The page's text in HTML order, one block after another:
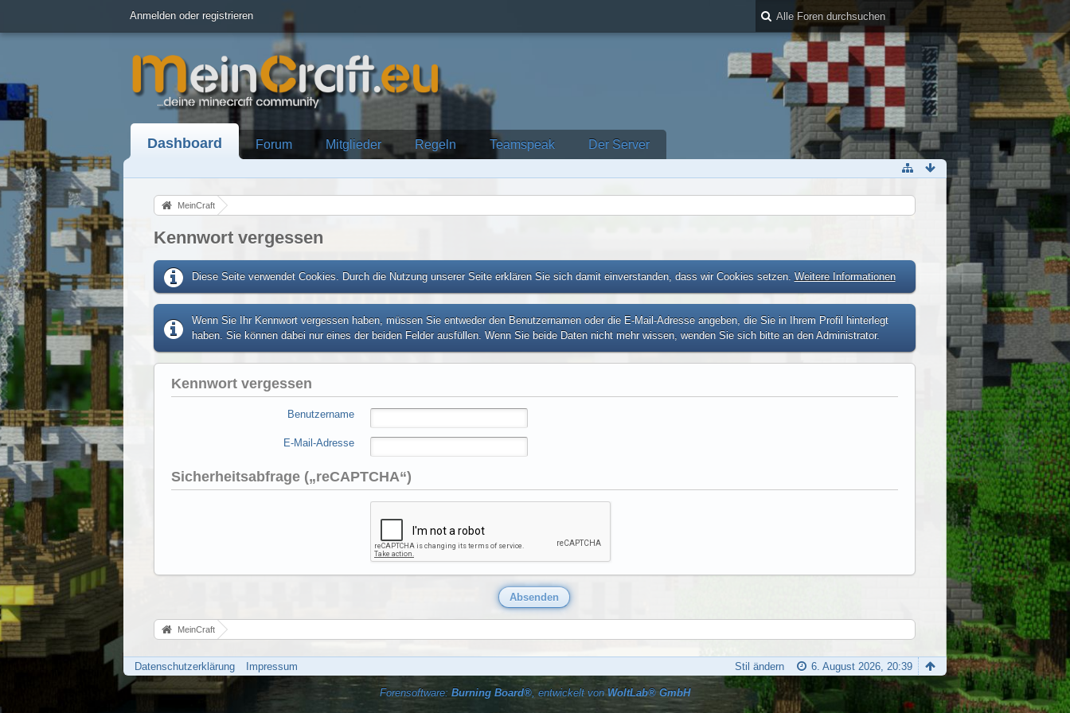
Anmelden oder registrieren
Dashboard Forum Mitglieder Regeln Teamspeak Der Server
MeinCraft
Kennwort vergessen
Diese Seite verwendet Cookies. Durch die Nutzung unserer Seite erklären Sie sich damit einverstanden, dass wir Cookies setzen. Weitere Informationen
Wenn Sie Ihr Kennwort vergessen haben, müssen Sie entweder den Benutzernamen oder die E-Mail-Adresse angeben, die Sie in Ihrem Profil hinterlegt
haben. Sie können dabei nur eines der beiden Felder ausfüllen. Wenn Sie beide Daten nicht mehr wissen, wenden Sie sich bitte an den Administrator.
Kennwort vergessen
Benutzername
E-Mail-Adresse
Sicherheitsabfrage („reCAPTCHA“)
MeinCraft
Datenschutzerklärung Impressum 6. August 2026, 20:39
Stil ändern
Forensoftware: Burning Board®, entwickelt von WoltLab® GmbH